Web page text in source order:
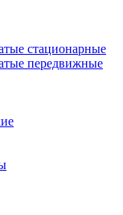
стационарные
передвижные